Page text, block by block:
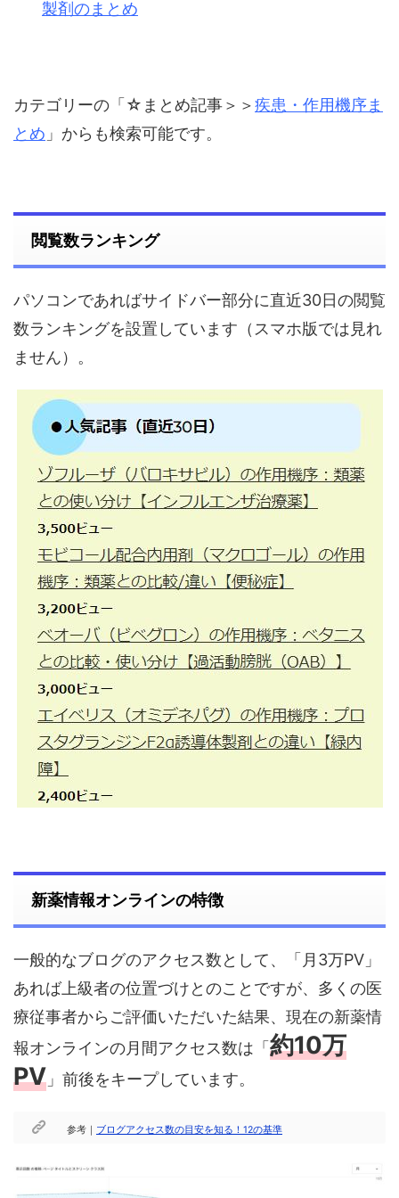
製剤のまとめ
カテゴリーの「☆まとめ記事＞＞疾患・作用機序ま
とめ 」からも検索可能です。
閲覧数ランキング
パソコンであればサイドバー部分に直近30日の閲覧
数ランキングを設置しています（スマホ版では見れ
ません）。
新薬情報オンラインの特徴
一般的なブログのアクセス数として、「月3万PV」
あれば上級者の位置づけとのことですが、多くの医
療従事者からご評価いただいた結果、現在の新薬情
報オンラインの月間アクセス数は「約10万
PV 」前後をキープしています。
参考｜ ブログアクセス数の目安を知る！12の基準